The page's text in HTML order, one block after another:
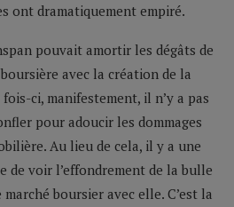
ont dramatiquement empiré.
pouvait amortir les dégâts de
avec la création de la
ci, manifestement, il n’y a pas
pour adoucir les dommages
Au lieu de cela, il y a une
voir l’effondrement de la bulle
boursier avec elle. C’est la